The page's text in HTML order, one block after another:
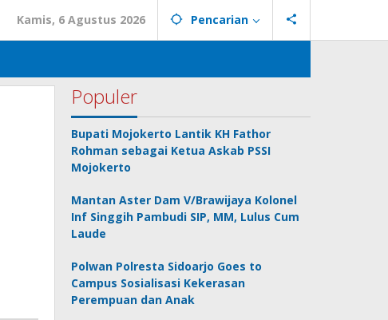
Kamis, 6 Agustus 2026 Pencarian
Populer
Bupati Mojokerto Lantik KH Fathor
Rohman sebagai Ketua Askab PSSI
Mojokerto
Mantan Aster Dam V/Brawijaya Kolonel
Inf Singgih Pambudi SIP, MM, Lulus Cum
Laude
Polwan Polresta Sidoarjo Goes to
Campus Sosialisasi Kekerasan
Perempuan dan Anak